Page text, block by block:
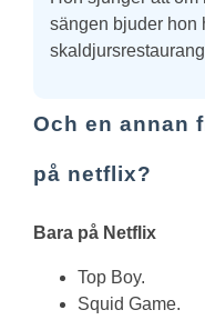
sängen bjuder hon
Och en annan
på netflix?
Bara på Netflix
Top Boy.
Squid Game.